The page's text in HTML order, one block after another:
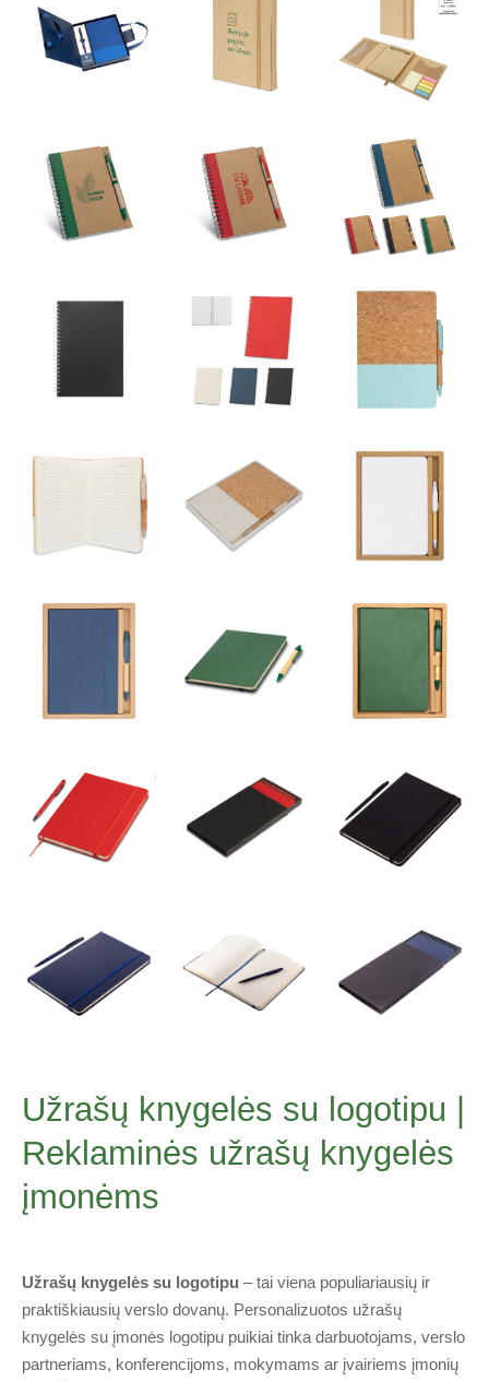
Užrašų knygelės su logotipu |
Reklaminės užrašų knygelės
įmonėms
Užrašų knygelės su logotipu – tai viena populiariausių ir
praktiškiausių verslo dovanų. Personalizuotos užrašų
knygelės su įmonės logotipu puikiai tinka darbuotojams, verslo
partneriams, konferencijoms, mokymams ar įvairiems įmonių